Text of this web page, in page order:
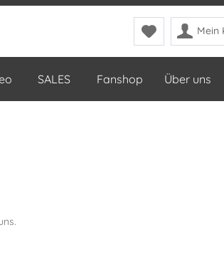
Mein
SALES Fanshop Über uns